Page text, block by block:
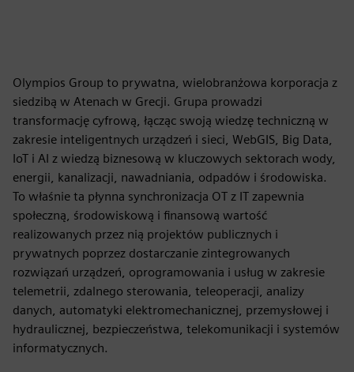
Olympios Group to prywatna, wielobranżowa korporacja z
siedzibą w Atenach w Grecji. Grupa prowadzi
transformację cyfrową, łącząc swoją wiedzę techniczną w
zakresie inteligentnych urządzeń i sieci, WebGIS, Big Data,
IoT i AI z wiedzą biznesową w kluczowych sektorach wody,
energii, kanalizacji, nawadniania, odpadów i środowiska.
To właśnie ta płynna synchronizacja OT z IT zapewnia
społeczną, środowiskową i finansową wartość
realizowanych przez nią projektów publicznych i
prywatnych poprzez dostarczanie zintegrowanych
rozwiązań urządzeń, oprogramowania i usług w zakresie
telemetrii, zdalnego sterowania, teleoperacji, analizy
danych, automatyki elektromechanicznej, przemysłowej i
hydraulicznej, bezpieczeństwa, telekomunikacji i systemów
informatycznych.